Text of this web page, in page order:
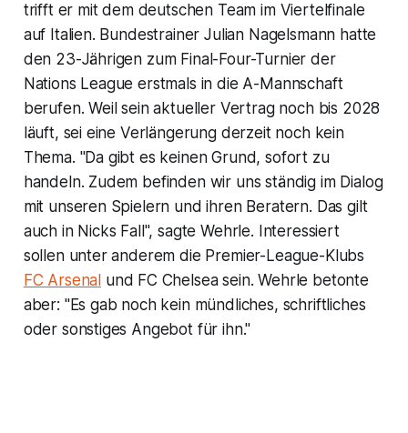
trifft er mit dem deutschen Team im Viertelfinale
auf Italien. Bundestrainer Julian Nagelsmann hatte
den 23-Jährigen zum Final-Four-Turnier der
Nations League erstmals in die A-Mannschaft
berufen. Weil sein aktueller Vertrag noch bis 2028
läuft, sei eine Verlängerung derzeit noch kein
Thema. "Da gibt es keinen Grund, sofort zu
handeln. Zudem befinden wir uns ständig im Dialog
mit unseren Spielern und ihren Beratern. Das gilt
auch in Nicks Fall", sagte Wehrle. Interessiert
sollen unter anderem die Premier-League-Klubs
FC Arsenal und FC Chelsea sein. Wehrle betonte
aber: "Es gab noch kein mündliches, schriftliches
oder sonstiges Angebot für ihn."